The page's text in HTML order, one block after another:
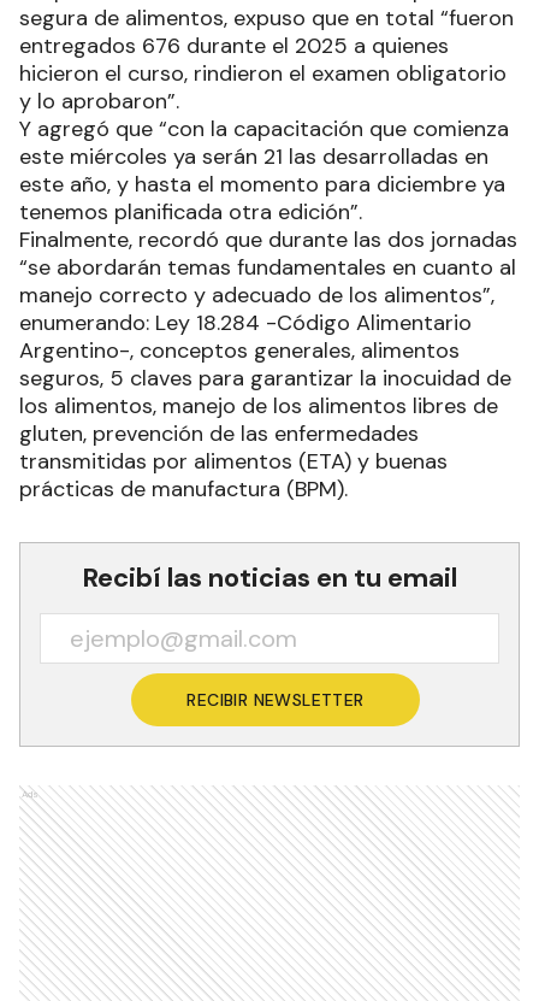
segura de alimentos, expuso que en total “fueron
entregados 676 durante el 2025 a quienes
hicieron el curso, rindieron el examen obligatorio
y lo aprobaron”.
Y agregó que “con la capacitación que comienza
este miércoles ya serán 21 las desarrolladas en
este año, y hasta el momento para diciembre ya
tenemos planificada otra edición”.
Finalmente, recordó que durante las dos jornadas
“se abordarán temas fundamentales en cuanto al
manejo correcto y adecuado de los alimentos”,
enumerando: Ley 18.284 -Código Alimentario
Argentino-, conceptos generales, alimentos
seguros, 5 claves para garantizar la inocuidad de
los alimentos, manejo de los alimentos libres de
gluten, prevención de las enfermedades
transmitidas por alimentos (ETA) y buenas
prácticas de manufactura (BPM).
Recibí las noticias en tu email
RECIBIR NEWSLETTER
Ads